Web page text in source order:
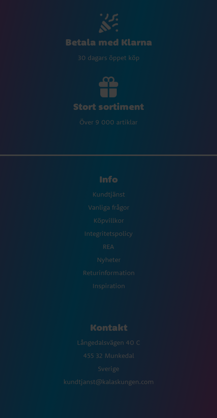
Betala med Klarna
30 dagars öppet köp
Stort sortiment
Över 9 000 artiklar
Info
Kundtjänst
Vanliga frågor
Köpvillkor
Integritetspolicy
REA
Nyheter
Returinformation
Inspiration
Kontakt
Långedalsvägen 40 C
455 32 Munkedal
Sverige
kundtjanst@kalaskungen.com